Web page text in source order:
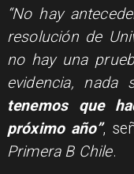
“No hay
resolución de
no hay una
evidencia, nada
tenemos que
próximo año”,
Primera B Chile.